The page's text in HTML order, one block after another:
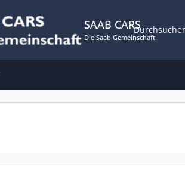
SAAB CARS
Die Saab Gemeinschaft